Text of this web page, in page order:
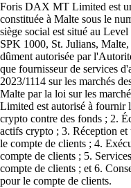
Foris DAX MT Limited est
constituée à Malte sous le
siège social est situé au
SPK 1000, St. Julians,
dûment autorisée par
que fournisseur de services
2023/1114 sur les marchés
Malte par la loi sur les
Limited est autorisé à fournir
crypto contre des fonds ; 2.
actifs crypto ; 3. Réception
le compte de clients ; 4.
compte de clients ; 5.
compte de clients ; et 6.
pour le compte de clients.